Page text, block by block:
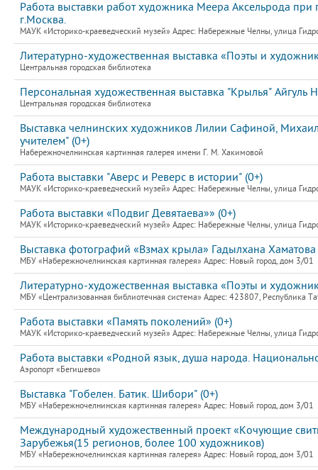
Работа выставки работ художника Меера Аксельрода
г.Москва.
МАУК «Историко-краеведческий музей» Адрес: Набережные Челны, улица
Литературно-художественная выставка «Поэты и
Центральная городская библиотека
Персональная художественная выставка "Крылья" Айгуль
Центральная городская библиотека
Выставка челнинских художников Лилии Сафиной,
учителем" (0+)
Набережночелнинская картинная галерея имени Г. М. Хакимовой
Работа выставки "Аверс и Реверс в истории" (0+)
МАУК «Историко-краеведческий музей» Адрес: Набережные Челны, улица
Работа выставки «Подвиг Девятаева»» (0+)
МАУК «Историко-краеведческий музей» Адрес: Набережные Челны, улица
Выставка фотографий «Взмах крыла» Гадылхана Хаматова
МБУ «Набережночелнинская картинная галерея» Адрес: Новый город, дом 3/01
Литературно-художественная выставка «Поэты и
МБУ «Централизованная библиотечная система» Адрес: 423807,
Работа выставки «Память поколений» (0+)
МАУК «Историко-краеведческий музей» Адрес: Набережные Челны, улица
Работа выставки «Родной язык, душа народа.
Аэропорт «Бегишево»
Выставка "Гобелен. Батик. Шибори" (0+)
МБУ «Набережночелнинская картинная галерея» Адрес: Новый город, дом 3/01
Международный художественный проект «Кочующие
Зарубежья(15 регионов, более 100 художников)
МБУ «Набережночелнинская картинная галерея» Адрес: Новый город, дом 3/01